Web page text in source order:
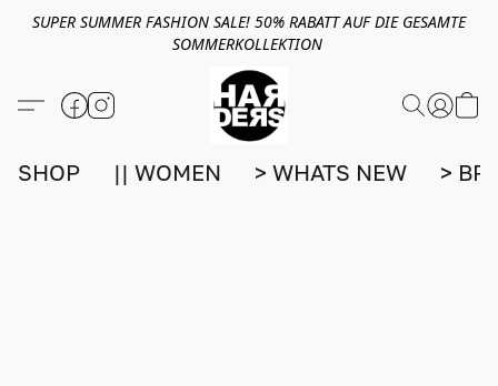
SUPER SUMMER FASHION SALE! 50% RABATT AUF DIE GESAMTE
SOMMERKOLLEKTION
SHOP || WOMEN > WHATS NEW >